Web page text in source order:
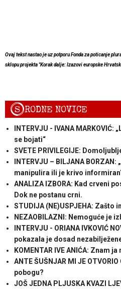
Ovaj tekst nastao je uz potporu Fonda za poticanje
sklopu projekta "Korak dalje: Izazovi europske
SRODNE NOVICE
INTERVJU - IVANA
se bojati“
SVETE PRIVILEGIJE:
INTERVJU – BILJANA
manipulira ili je krivo
ANALIZA IZBORA: Kad crveni
Dok ne postanu crni.
STUDIJA (NE)USPJEHA: Zašto
NEZAOBILAZNI: Nemoguće je
INTERVJU - ORIANA IVKOVIĆ
pokazala je dosad
KOMENTAR IVE ANIĆA: Znam
ANTE ŠUŠNJAR MI JE
pobogu?
JOŠ JEDNA PLJUSKA KVAZI